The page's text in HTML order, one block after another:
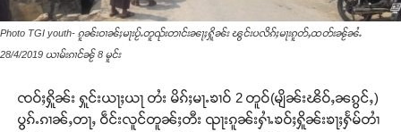
Photo TGI youth- ၵူၼ်းဝၢၼ်ႈမႃးပႂ်ႉတူၺ်းတၢင်းၼႃႈႁိူၼ်း ၽွင်းပလိၵ်ႈမႃးၵူတ်ႇထတ်းၼႂ်ၼႆႉ
28/4/2019 ယၢမ်းၵၢင်ၼႂ် 8 မူင်း
ၸဝ်ႈႁိူၼ်း ႁူင်းယႃႈယႃ တႆး မိၵ်ႈမႃႉၶၢဝ် 2 တူဝ်(မျိၼ်းၽိဝ်ႇၼၵွင်ႇ)
ပွၵ်ႉၵၢၼ်ႇတႃႇ ဝဵင်းလူင်တူၼ်ႈတီး ၺႃးၵူၼ်းႁၢႆႉၶဝ်ႈႁိူၼ်းၶႃႈႁႅမ်တၢႆ